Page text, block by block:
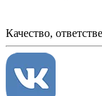
Качество,